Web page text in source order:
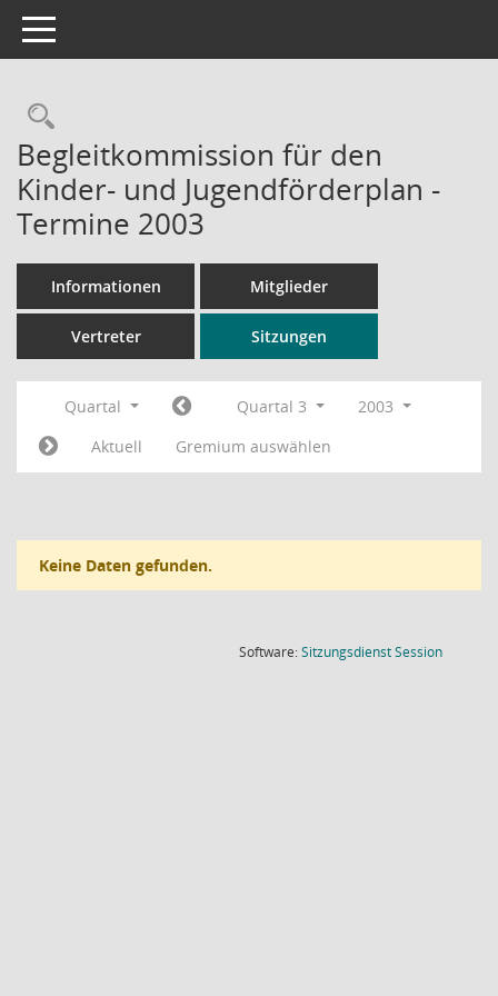
Toggle navigation
Rechercheauswahl
Begleitkommission für den
Kinder- und Jugendförderplan -
Termine 2003
Informationen Mitglieder
Vertreter Sitzungen
Quartal Quartal 3
2003
Aktuell
Gremium auswählen
Keine Daten gefunden.
Software:SitzungsdienstSession(Wird in